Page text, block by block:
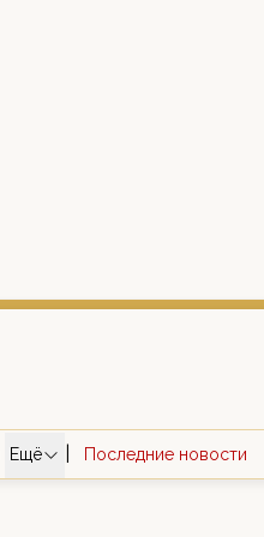
Ещё Последние новости